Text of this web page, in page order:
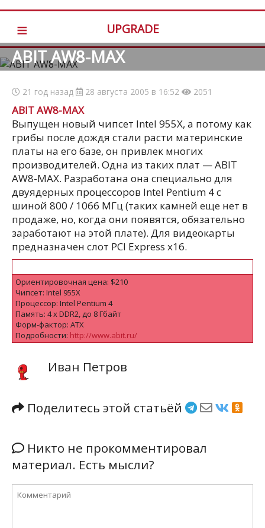
≡ UPGRADE
ABIT AW8-MAX
21 год назад 28 августа 2005 в 16:52 2051
ABIT AW8-MAX
Выпущен новый чипсет Intel 955X, а потому как
грибы после дождя стали расти материнские
платы на его базе, он привлек многих
производителей. Одна из таких плат — ABIT
AW8-MAX. Разработана она специально для
двуядерных процессоров Intel Pentium 4 с
шиной 800 / 1066 МГц (таких камней еще нет в
продаже, но, когда они появятся, обязательно
заработают на этой плате). Для видеокарты
предназначен слот PCI Express x16.
Ориентировочная цена: $210
Чипсет: Intel 955X
Процессор: Intel Pentium 4
Память: 4 х DDR2, до 8 Гбайт
Форм-фактор: ATX
Подробности: http://www.abit.ru/
Иван Петров
Поделитесь этой статьёй
Никто не прокомментировал
материал. Есть мысли?